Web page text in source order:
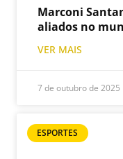
Marconi
aliados no
VER MAIS
7 de outubro de 2025
ESPORTES